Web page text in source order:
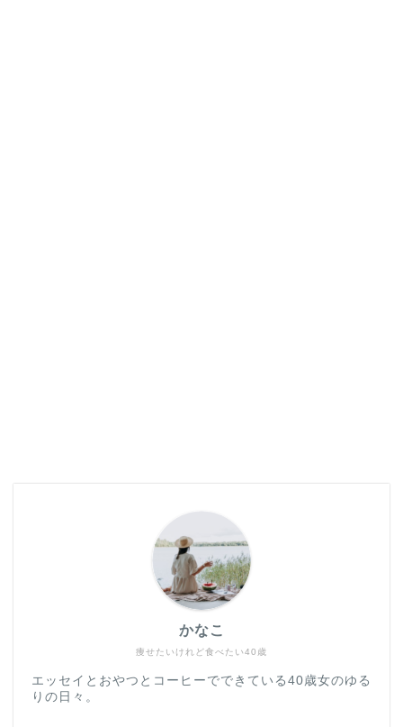
痩せたいけれど食べたい40歳
かなこ
エッセイとおやつとコーヒーでできている40歳女のゆる
りの日々。